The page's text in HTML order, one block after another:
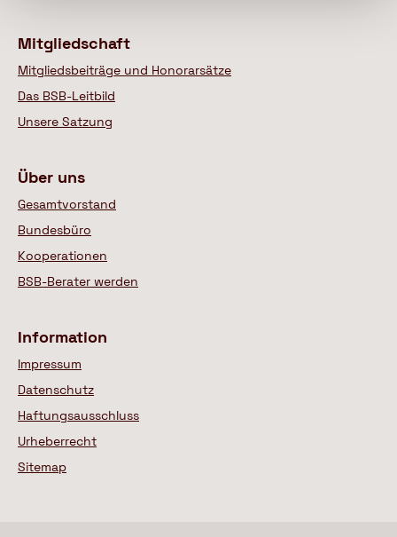
Mitgliedschaft
Mitgliedsbeiträge und Honorarsätze
Das BSB-Leitbild
Unsere Satzung
Über uns
Gesamtvorstand
Bundesbüro
Kooperationen
BSB-Berater werden
Information
Impressum
Datenschutz
Haftungsausschluss
Urheberrecht
Sitemap